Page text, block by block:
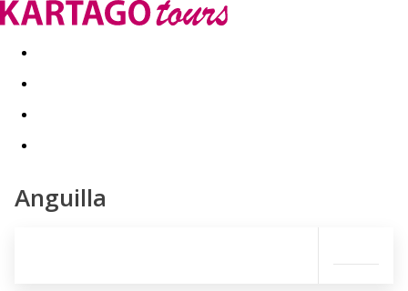
Last minute Dovolenkové kluby
Anguilla